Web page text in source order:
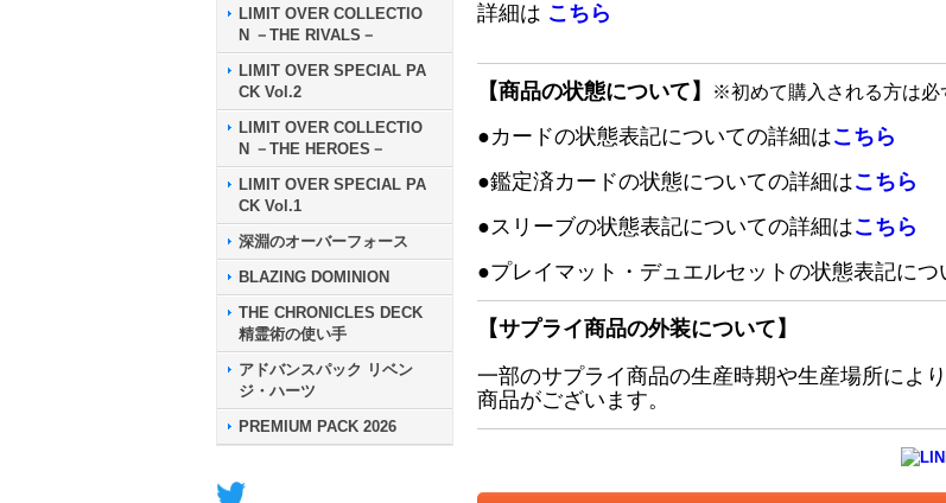
LIMIT OVER COLLECTIO
N －THE RIVALS－
LIMIT OVER SPECIAL PA
CK Vol.2
LIMIT OVER COLLECTIO
N －THE HEROES－
LIMIT OVER SPECIAL PA
CK Vol.1
深淵のオーバーフォース
BLAZING DOMINION
THE CHRONICLES DECK
精霊術の使い手
アドバンスパック リベン
ジ・ハーツ
PREMIUM PACK 2026
詳細は こちら
【商品の状態について】 ※初めて購入される方は必
●カードの状態表記についての詳細はこちら
●鑑定済カードの状態についての詳細はこちら
●スリーブの状態表記についての詳細はこちら
●プレイマット・デュエルセットの状態表記につ
【サプライ商品の外装について】
一部のサプライ商品の生産時期や生産場所によ
商品がございます。